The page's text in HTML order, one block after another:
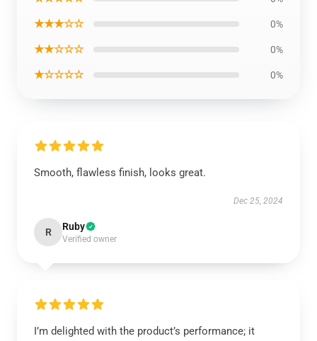
★★★☆☆ 0%
★★☆☆☆ 0%
★☆☆☆☆ 0%
Smooth, flawless finish, looks great.
Dec 25, 2024
R Ruby
Verified owner
I’m delighted with the product’s performance; it